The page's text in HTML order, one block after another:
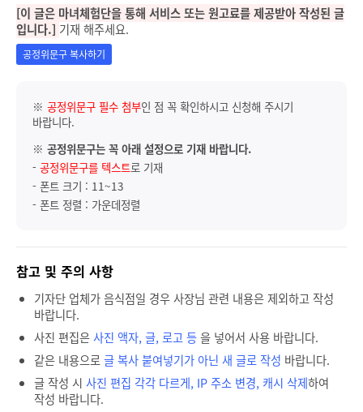
[이 글은 마녀체험단을 통해 서비스 또는 원고료를 제공받아 작성된 글
입니다.] 기재 해주세요.
공정위문구 복사하기
※ 공정위문구 필수 첨부인 점 꼭 확인하시고 신청해 주시기
바랍니다.
※ 공정위문구는 꼭 아래 설정으로 기재 바랍니다.
- 공정위문구를 텍스트로 기재
- 폰트 크기 : 11~13
- 폰트 정렬 : 가운데정렬
참고 및 주의 사항
기자단 업체가 음식점일 경우 사장님 관련 내용은 제외하고 작성
바랍니다.
사진 편집은사진 액자, 글, 로고 등을 넣어서 사용 바랍니다.
같은 내용으로글 복사 붙여넣기가 아닌 새 글로 작성 바랍니다.
글 작성 시 사진 편집 각각 다르게, IP 주소 변경, 캐시 삭제하여
작성 바랍니다.